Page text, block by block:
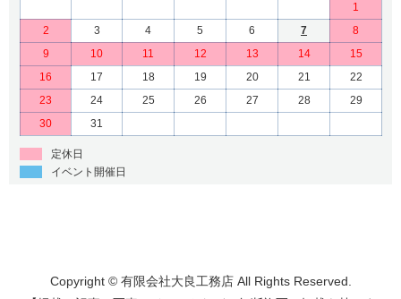
1
2
3 4 5 6 7
8
9
10 11 12 13 14
15
16
17 18 19 20 21
22
23
24 25 26 27 28
29
30
31
定休日
イベント開催日
Copyright © 有限会社大良工務店 All Rights Reserved.